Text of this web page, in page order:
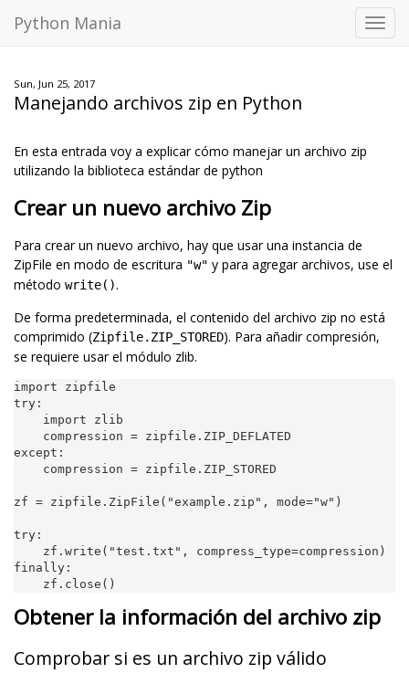
Python Mania
Sun, Jun 25, 2017
Manejando archivos zip en Python
En esta entrada voy a explicar cómo manejar un archivo zip
utilizando la biblioteca estándar de python
Crear un nuevo archivo Zip
Para crear un nuevo archivo, hay que usar una instancia de
ZipFile en modo de escritura "w" y para agregar archivos, use el
método write().
De forma predeterminada, el contenido del archivo zip no está
comprimido (Zipfile.ZIP_STORED). Para añadir compresión,
se requiere usar el módulo zlib.
import
zipfile
try :
import
zlib
compression = zipfile . ZIP_DEFLATED
except :
compression = zipfile . ZIP_STORED
zf = zipfile . ZipFile ( "example.zip" , mode="w" )
try :
zf . write ( "test.txt" , compress_type=compression )
finally :
zf . close ()
Obtener la información del archivo zip
Comprobar si es un archivo zip válido